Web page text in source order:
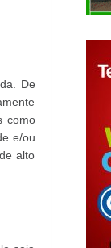
De
como
e/ou
alto